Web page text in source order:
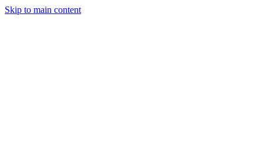
Skip to main content